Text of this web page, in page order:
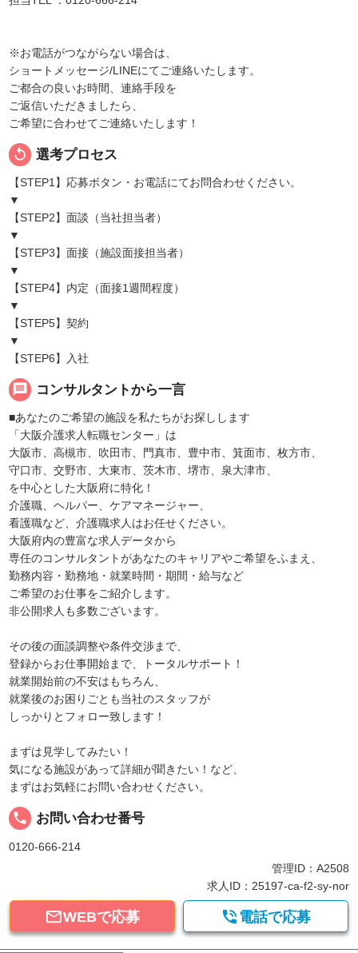
※お電話がつながらない場合は、
ショートメッセージ/LINEにてご連絡いたします。
ご都合の良いお時間、連絡手段を
ご返信いただきましたら、
ご希望に合わせてご連絡いたします！
replay 選考プロセス
【STEP1】応募ボタン・お電話にてお問合わせください。
▼
【STEP2】面談（当社担当者）
▼
【STEP3】面接（施設面接担当者）
▼
【STEP4】内定（面接1週間程度）
▼
【STEP5】契約
▼
【STEP6】入社
message コンサルタントから一言
■あなたのご希望の施設を私たちがお探しします
「大阪介護求人転職センター」は
大阪市、高槻市、吹田市、門真市、豊中市、箕面市、枚方市、
守口市、交野市、大東市、茨木市、堺市、泉大津市、
を中心とした大阪府に特化！
介護職、ヘルパー、ケアマネージャー、
看護職など、介護職求人はお任せください。
大阪府内の豊富な求人データから
専任のコンサルタントがあなたのキャリアやご希望をふまえ、
勤務内容・勤務地・就業時間・期間・給与など
ご希望のお仕事をご紹介します。
非公開求人も多数ございます。
その後の面談調整や条件交渉まで、
登録からお仕事開始まで、トータルサポート！
就業開始前の不安はもちろん、
就業後のお困りごとも当社のスタッフが
しっかりとフォロー致します！
まずは見学してみたい！
気になる施設があって詳細が聞きたい！など、
まずはお気軽にお問い合わせください。
local_phone お問い合わせ番号
0120-666-214
管理ID：A2508
求人ID：25197-ca-f2-sy-nor
WEBで応募  電話で応募